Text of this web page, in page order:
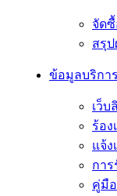
จัดซื้
สรุ
ข้อมูลบริการ
เว็บ
ร้อง
แจ้ง
กา
คู่มื